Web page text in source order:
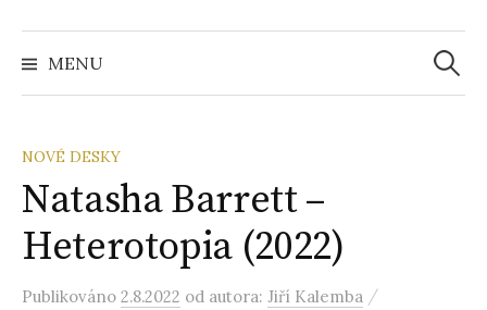
MENU
NOVÉ DESKY
Natasha Barrett –
Heterotopia (2022)
Publikováno 2.8.2022 od autora: Jiří Kalemba /